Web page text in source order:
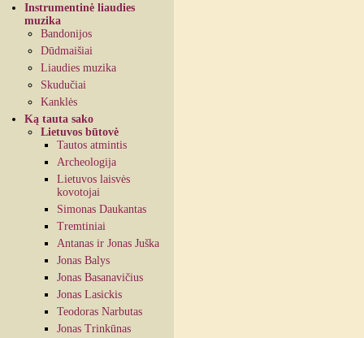
Instrumentinė liaudies
muzika
Bandonijos
Dūdmaišiai
Liaudies muzika
Skudučiai
Kanklės
Ką tauta sako
Lietuvos būtovė
Tautos atmintis
Archeologija
Lietuvos laisvės
kovotojai
Simonas Daukantas
Tremtiniai
Antanas ir Jonas Juška
Jonas Balys
Jonas Basanavičius
Jonas Lasickis
Teodoras Narbutas
Jonas Trinkūnas